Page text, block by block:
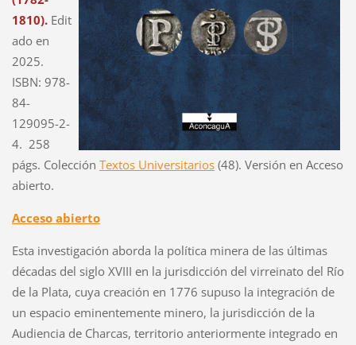
1810). Edit
ado en
2025.
ISBN: 978-
84-
129095-2-
4. 258
págs. Colección Textos Universitarios(48). Versión en Acceso
abierto.
Acceso abierto
Esta investigación aborda la política minera de las últimas
décadas del siglo XVIII en la jurisdicción del virreinato del Río
de la Plata, cuya creación en 1776 supuso la integración de
un espacio eminentemente minero, la jurisdicción de la
Audiencia de Charcas, territorio anteriormente integrado en